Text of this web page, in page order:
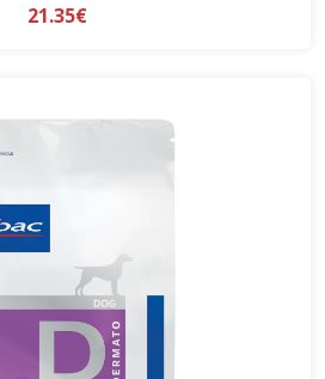
21.35€